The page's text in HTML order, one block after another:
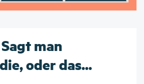
Sagt man
oder das...